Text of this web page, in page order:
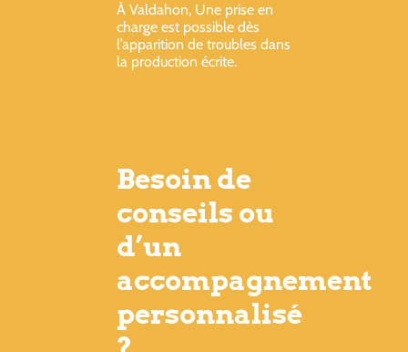
À Valdahon, Une prise en
charge est possible dès
l’apparition de troubles dans
la production écrite.
Besoin de
conseils ou
d’un
accompagnement
personnalisé